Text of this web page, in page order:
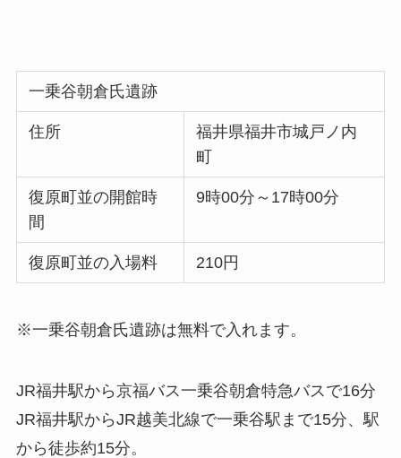
一乗谷朝倉氏遺跡
住所
福井県福井市城戸ノ内
町
復原町並の開館時
間
9時00分～17時00分
復原町並の入場料 210円
※一乗谷朝倉氏遺跡は無料で入れます。
JR福井駅から京福バス一乗谷朝倉特急バスで16分
JR福井駅からJR越美北線で一乗谷駅まで15分、駅
から徒歩約15分。